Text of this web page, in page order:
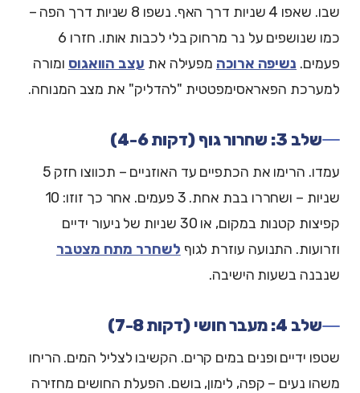
שבו. שאפו 4 שניות דרך האף. נשפו 8 שניות דרך הפה –
כמו שנושפים על נר מרחוק בלי לכבות אותו. חזרו 6
פעמים. נשיפה ארוכה מפעילה את עצב הוואגוס ומורה
למערכת הפאראסימפטטית "להדליק" את מצב המנוחה.
שלב 3: שחרור גוף (דקות 4-6)
עמדו. הרימו את הכתפיים עד האוזניים – תכווצו חזק 5
שניות – ושחררו בבת אחת. 3 פעמים. אחר כך זוזו: 10
קפיצות קטנות במקום, או 30 שניות של ניעור ידיים
וזרועות. התנועה עוזרת לגוף לשחרר מתח מצטבר
שנבנה בשעות הישיבה.
שלב 4: מעבר חושי (דקות 7-8)
שטפו ידיים ופנים במים קרים. הקשיבו לצליל המים. הריחו
משהו נעים – קפה, לימון, בושם. הפעלת החושים מחזירה